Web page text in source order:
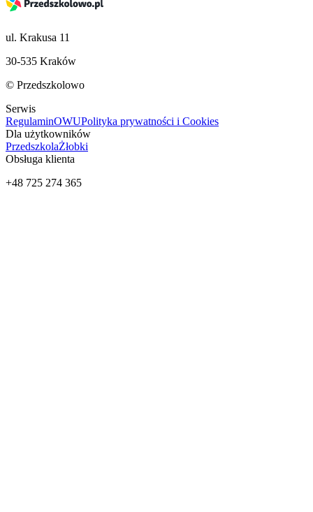
ul. Krakusa 11
30-535 Kraków
© Przedszkolowo
Serwis
RegulaminOWUPolityka prywatności i Cookies
Dla użytkowników
PrzedszkolaŻłobki
Obsługa klienta
+48 725 274 365